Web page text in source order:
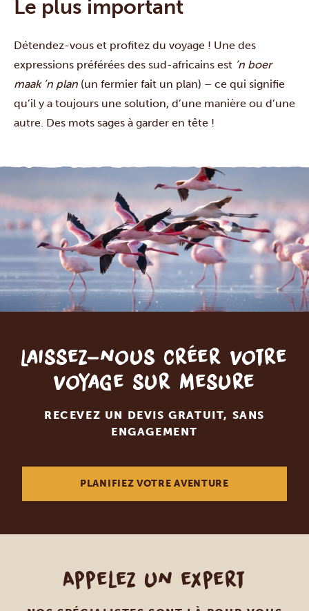
Le plus important
Détendez-vous et profitez du voyage ! Une des
expressions préférées des sud-africains est ’n boer
maak ’n plan (un fermier fait un plan) – ce qui signifie
qu’il y a toujours une solution, d’une manière ou d’une
autre. Des mots sages à garder en tête !
Laissez-nous créer votre
voyage sur mesure
RECEVEZ UN DEVIS GRATUIT, SANS
ENGAGEMENT
PLANIFIEZ VOTRE AVENTURE
Appelez un expert